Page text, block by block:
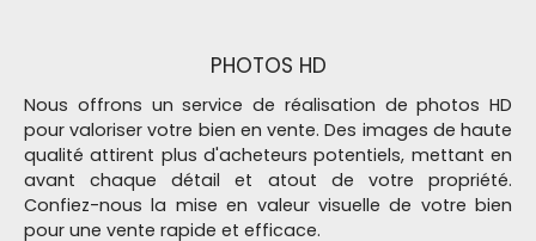
PHOTOS HD
Nous offrons un service de réalisation de photos HD
pour valoriser votre bien en vente. Des images de haute
qualité attirent plus d'acheteurs potentiels, mettant en
avant chaque détail et atout de votre propriété.
Confiez-nous la mise en valeur visuelle de votre bien
pour une vente rapide et efficace.